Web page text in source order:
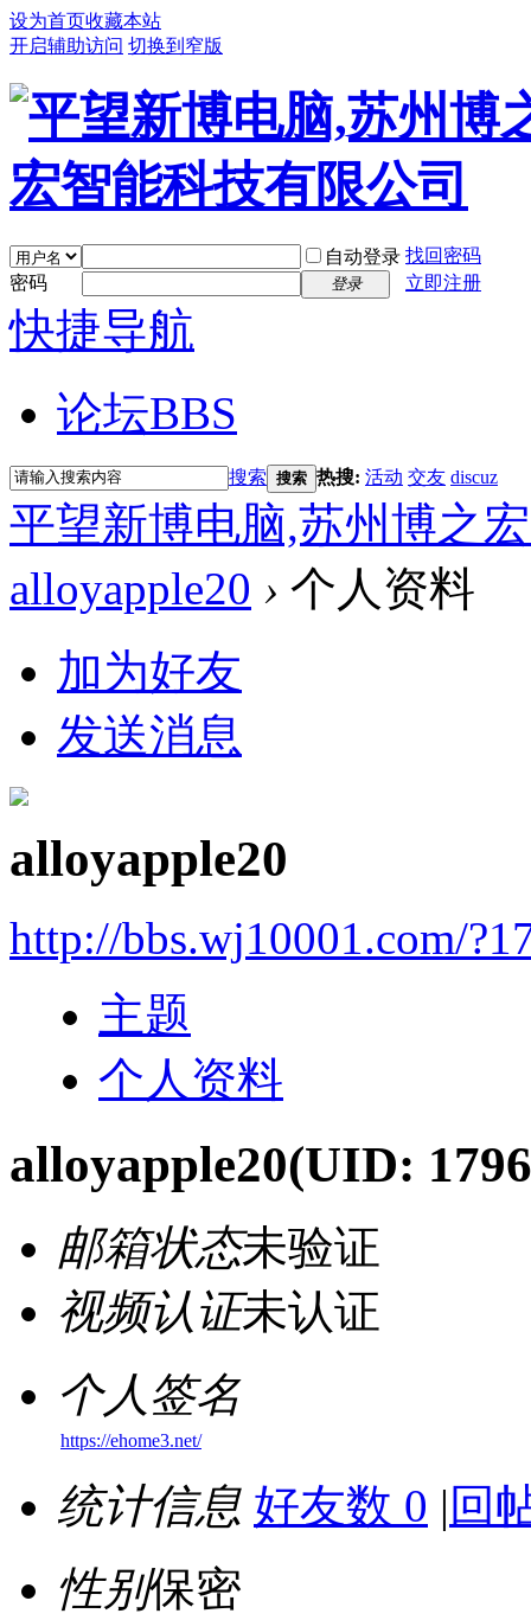
设为首页收藏本站
开启辅助访问 切换到窄版
自动登录 找回密码
密码
登录 立即注册
快捷导航
论坛BBS
搜索 搜索 热搜: 活动 交友 discuz
平望新博电脑,苏州博之
alloyapple20 › 个人资料
加为好友
发送消息
alloyapple20
http://bbs.wj10001.com/
主题
个人资料
alloyapple20(UID:
邮箱状态未验证
视频认证未认证
个人签名
https://ehome3.net/
统计信息 好友数 0 | 回
性别保密